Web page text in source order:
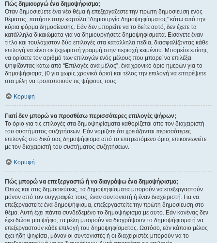
Πώς δημιουργώ ένα δημοψήφισμα;
Όταν δημοσιεύετε ένα νέο θέμα ή επεξεργάζεστε την πρώτη δημοσίευση ενός
θέματος, πατήστε στην καρτέλα “Δημιουργία δημοψηφίσματος” κάτω από την
κύρια φόρμα δημοσίευσης. Εάν δεν μπορείτε να το δείτε αυτό, δεν έχετε τα
κατάλληλα δικαιώματα για να δημιουργήσετε δημοψηφίσματα. Εισάγετε έναν
τίτλο και τουλάχιστον δύο επιλογές στα κατάλληλα πεδία, διασφαλίζοντας κάθε
επιλογή να είναι σε ξεχωριστή γραμμή στην περιοχή κειμένου. Μπορείτε επίσης
να ορίσετε τον αριθμό των επιλογών ενός μέλους που μπορεί να επιλέξει
ψηφίζοντας κάτω από “Επιλογές ανά μέλος”, ένα χρονικό όριο ημερών για το
δημοψήφισμα, (0 για χωρίς χρονικό όριο) και τέλος την επιλογή να επιτρέψετε
στα μέλη να τροποποιούν τις ψήφους τους.
Κορυφή
Γιατί δεν μπορώ να προσθέσω περισσότερες επιλογές ψήφων;
Το όριο για τις επιλογές στα δημοψηφίσματα καθορίζεται από τον διαχειριστή
του συστήματος συζητήσεων. Εάν νομίζετε ότι χρειάζονται περισσότερες
επιλογές στο δικό σας δημοψήφισμα από το επιτρεπόμενο όριο, επικοινωνείτε
με τον διαχειριστή του συστήματος συζητήσεων.
Κορυφή
Πώς μπορώ να επεξεργαστώ ή να διαγράψω ένα δημοψήφισμα;
Όπως και στις δημοσιεύσεις, τα δημοψηφίσματα μπορούν να επεξεργαστούν
μόνον από τον συγγραφέα τους, έναν συντονιστή ή έναν διαχειριστή. Για να
επεξεργαστείτε ένα δημοψήφισμα, επεξεργαστείτε την πρώτη δημοσίευση στο
θέμα. Αυτή έχει πάντα συνδεδεμένο το δημοψήφισμα με αυτό. Εάν κανένας δεν
έχει δώσει μια ψήφο, τα μέλη μπορούν να διαγράψουν το δημοψήφισμα ή να
επεξεργαστούν κάθε επιλογή του δημοψηφίσματος. Ωστόσο, εάν κάποιο μέλος
έχει ήδη ψηφίσει, μόνον οι συντονιστές ή οι διαχειριστές μπορούν να το